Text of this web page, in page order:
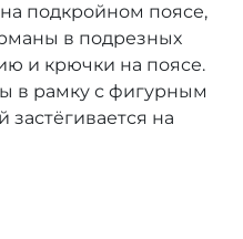
подкройном поясе,
в подрезных
и крючки на поясе.
в рамку с фигурным
застёгивается на